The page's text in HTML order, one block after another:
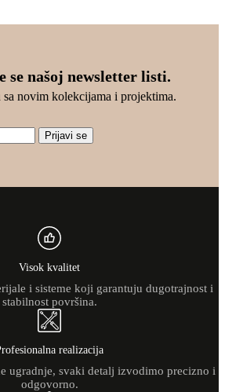
se našoj newsletter listi.
sa novim kolekcijama i projektima.
Prijavi se
Visok kvalitet
i sisteme koji garantuju dugotrajnost i
stabilnost površina.
realizacija
ugradnje, svaki detalj izvodimo precizno i
odgovorno.